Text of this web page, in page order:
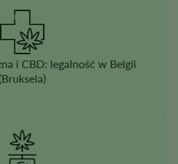
i CBD: legalność w Belgii